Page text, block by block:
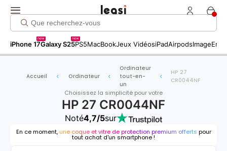
iPhone 17
new
Galaxy S25
new
PS5MacBookJeux VidéosiPadAirpodsImage
Accueil Ordinateur
Ordinateur
tout-en-
un
HP 27
CR0044NF
Choisissez la simplicité pour votre
HP 27 CR0044NF
Noté4,7/5sur
En ce moment, une coque et vitre de protection premium offerts pour
tout achat d'un smartphone !